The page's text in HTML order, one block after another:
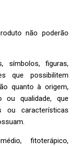
não poderão
símbolos, figuras,
que possibilitem
quanto à origem,
ou qualidade, que
ou características
fitoterápico,